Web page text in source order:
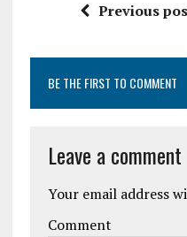
Previous
BE THE FIRST TO COMMENT
Leave a comment
Your email address
Comment